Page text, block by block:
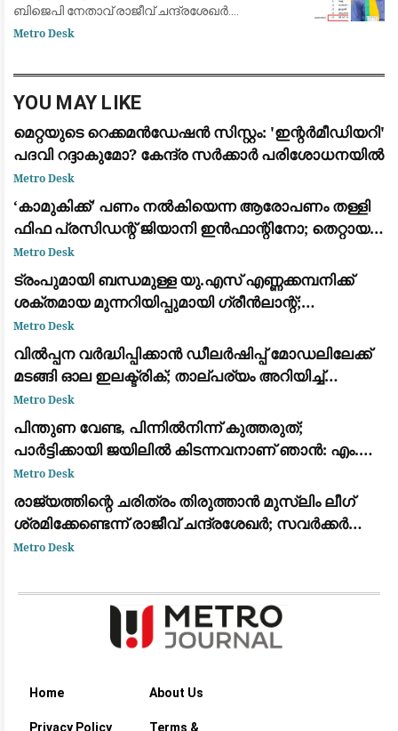
ബിജെപി നേതാവ് രാജീവ് ചന്ദ്രശേഖർ.
സ്വാതന്ത്ര്യസമര ക്വിസ് മത്സരത്തിൽ വി.ഡി.
Metro Desk
YOU MAY LIKE
മെറ്റയുടെ റെക്കമൻഡേഷൻ സിസ്റ്റം: 'ഇന്റർമീഡിയറി'
പദവി റദ്ദാകുമോ? കേന്ദ്ര സർക്കാർ പരിശോധനയിൽ
Metro Desk
​‘കാമുകിക്ക്’ പണം നൽകിയെന്ന ആരോപണം തള്ളി
ഫിഫ പ്രസിഡന്റ് ജിയാനി ഇൻഫാന്റിനോ; തെറ്റായ
പ്രചാരണമെന്ന് പ്രതികരണം
Metro Desk
ട്രംപുമായി ബന്ധമുള്ള യു.എസ് എണ്ണക്കമ്പനിക്ക്
ശക്തമായ മുന്നറിയിപ്പുമായി ഗ്രീൻലാന്റ്;
അനുമതിയില്ലാതെ ഡ്രില്ലിംഗ് ഉപകരണങ്ങൾ
എത്തിച്ചതിൽ അമർഷം
Metro Desk
വിൽപ്പന വർദ്ധിപ്പിക്കാൻ ഡീലർഷിപ്പ് മോഡലിലേക്ക്
മടങ്ങി ഓല ഇലക്ട്രിക്; താല്പര്യം അറിയിച്ച്
ആയിരത്തോളം പേർ
Metro Desk
പിന്തുണ വേണ്ട, പിന്നിൽനിന്ന് കുത്തരുത്;
പാർട്ടിക്കായി ജയിലിൽ കിടന്നവനാണ് ഞാൻ: എം.വി.
ജയരാജന് മറുപടിയുമായി അർജുൻ ആയങ്കി
Metro Desk
രാജ്യത്തിന്റെ ചരിത്രം തിരുത്താൻ മുസ്ലിം ലീഗ്
ശ്രമിക്കേണ്ടെന്ന് രാജീവ് ചന്ദ്രശേഖർ; സവർക്കർ
ചോദ്യ വിവാദത്തിൽ ശക്തമായ പ്രതികരണം
Metro Desk
Home About Us
Privacy Policy Terms &